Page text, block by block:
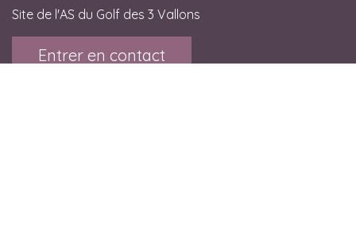
Site de l'AS du Golf des 3 Vallons
Entrer en contact